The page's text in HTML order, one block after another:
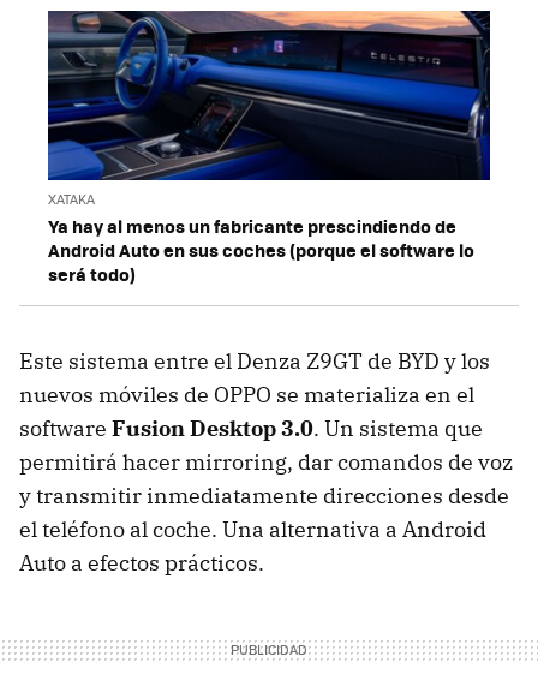
XATAKA
Ya hay al menos un fabricante prescindiendo de
Android Auto en sus coches (porque el software lo
será todo)
Este sistema entre el Denza Z9GT de BYD y los
nuevos móviles de OPPO se materializa en el
software Fusion Desktop 3.0. Un sistema que
permitirá hacer mirroring, dar comandos de voz
y transmitir inmediatamente direcciones desde
el teléfono al coche. Una alternativa a Android
Auto a efectos prácticos.